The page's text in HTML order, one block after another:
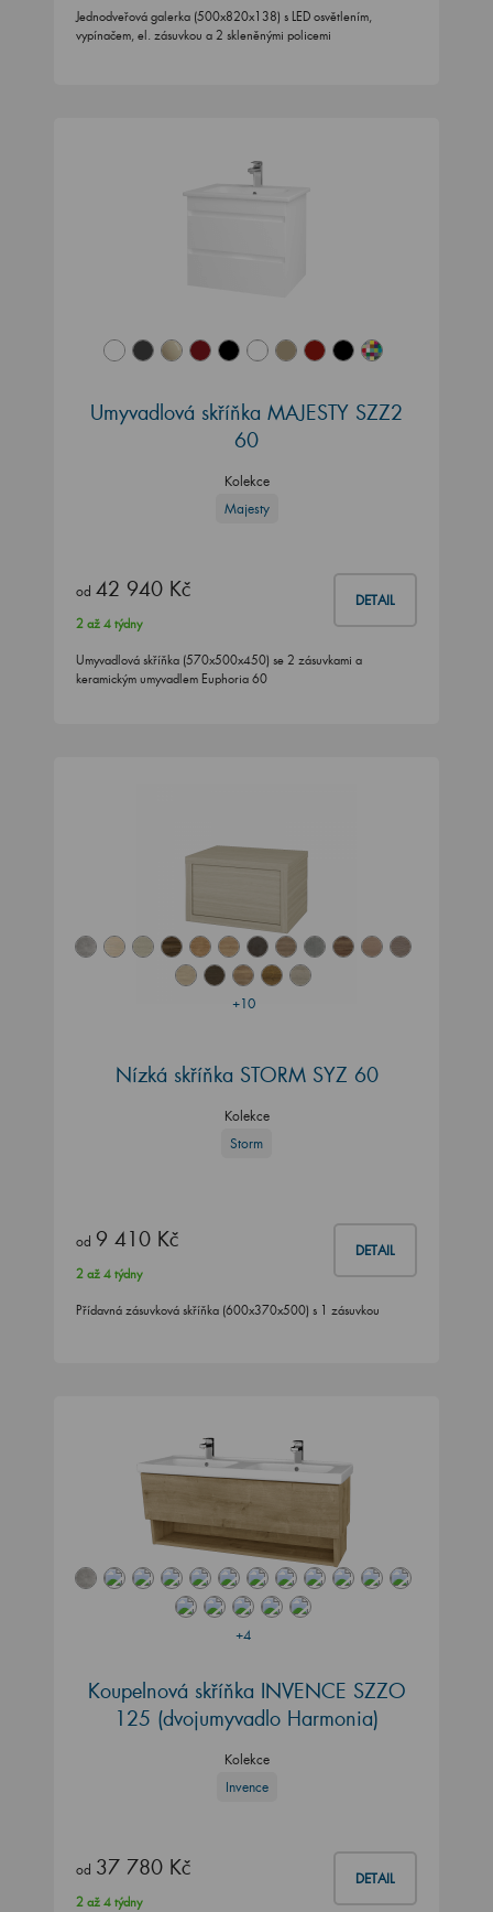
Jednodveřová galerka (500x820x138) s LED osvětlením,
vypínačem, el. zásuvkou a 2 skleněnými policemi
Umyvadlová skříňka MAJESTY SZZ2
60
Kolekce
Majesty
od 42 940 Kč DETAIL
2 až 4 týdny
Umyvadlová skříňka (570x500x450) se 2 zásuvkami a
keramickým umyvadlem Euphoria 60
+10
Nízká skříňka STORM SYZ 60
Kolekce
Storm
od 9 410 Kč DETAIL
2 až 4 týdny
Přídavná zásuvková skříňka (600x370x500) s 1 zásuvkou
+4
Koupelnová skříňka INVENCE SZZO
125 (dvojumyvadlo Harmonia)
Kolekce
Invence
od 37 780 Kč DETAIL
2 až 4 týdny